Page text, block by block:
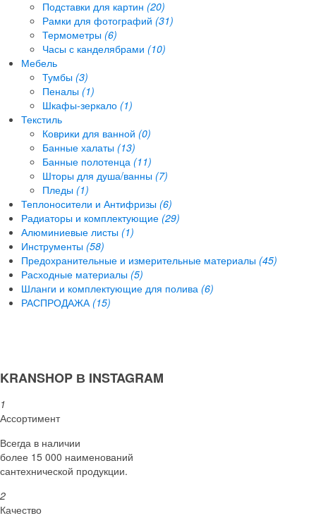
Подставки для картин (20)
Рамки для фотографий (31)
Термометры (6)
Часы с канделябрами (10)
Мебель
Тумбы (3)
Пеналы (1)
Шкафы-зеркало (1)
Текстиль
Коврики для ванной (0)
Банные халаты (13)
Банные полотенца (11)
Шторы для душа/ванны (7)
Пледы (1)
Теплоносители и Антифризы (6)
Радиаторы и комплектующие (29)
Алюминиевые листы (1)
Инструменты (58)
Предохранительные и измерительные материалы (45)
Расходные материалы (5)
Шланги и комплектующие для полива (6)
РАСПРОДАЖА (15)
KRANSHOP В INSTAGRAM
1
Ассортимент
Всегда в наличии
более 15 000 наименований
сантехнической продукции.
2
Качество